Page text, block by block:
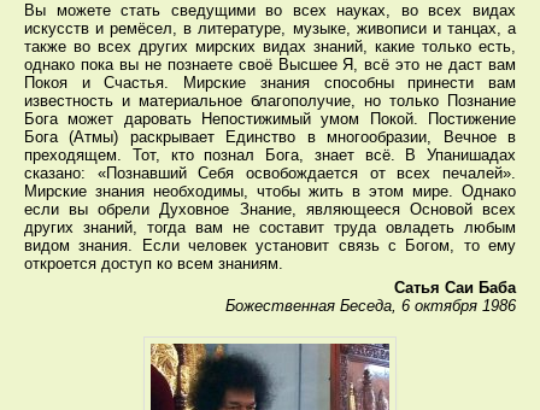
Вы можете стать сведущими во всех науках, во всех видах
искусств и ремёсел, в литературе, музыке, живописи и танцах, а
также во всех других мирских видах знаний, какие только есть,
однако пока вы не познаете своё Высшее Я, всё это не даст вам
Покоя и Счастья. Мирские знания способны принести вам
известность и материальное благополучие, но только Познание
Бога может даровать Непостижимый умом Покой. Постижение
Бога (Атмы) раскрывает Единство в многообразии, Вечное в
преходящем. Тот, кто познал Бога, знает всё. В Упанишадах
сказано: «Познавший Себя освобождается от всех печалей».
Мирские знания необходимы, чтобы жить в этом мире. Однако
если вы обрели Духовное Знание, являющееся Основой всех
других знаний, тогда вам не составит труда овладеть любым
видом знания. Если человек установит связь с Богом, то ему
откроется доступ ко всем знаниям.
Сатья Саи Баба
Божественная Беседа, 6 октября 1986